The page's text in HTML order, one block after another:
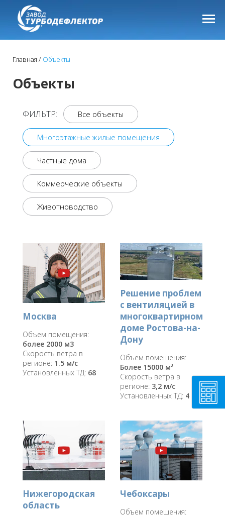
Главная Объекты
Объекты
ФИЛЬТР: Все объекты
Многоэтажные жилые помещения
Частные дома
Коммерческие объекты
Животноводство
Москва
Объем помещения:
более 2000 м3
Скорость ветра в
регионе: 1.5 м/с
Установленных ТД: 68
Решение проблем
с вентиляцией в
многоквартирном
доме Ростова-на-
Дону
Объем помещения:
Более 15000 м³
Скорость ветра в
регионе: 3,2 м/с
Установленных ТД: 4
Нижегородская
область
Чебоксары
Объем помещения: